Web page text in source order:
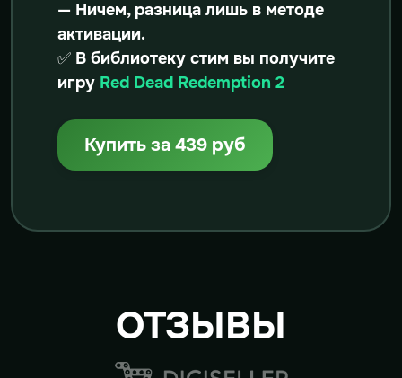
— Ничем, разница лишь в методе
активации.
✅ В библиотеку стим вы получите
игру Red Dead Redemption 2
Купить за 439 руб
ОТЗЫВЫ